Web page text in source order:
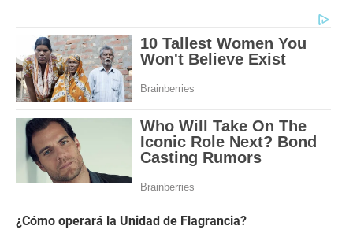
¿Cómo operará la Unidad de Flagrancia?